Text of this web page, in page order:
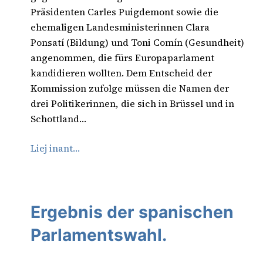
Präsidenten Carles Puigdemont sowie die
ehemaligen Landesministerinnen Clara
Ponsatí (Bildung) und Toni Comín (Gesundheit)
angenommen, die fürs Europaparlament
kandidieren wollten. Dem Entscheid der
Kommission zufolge müssen die Namen der
drei Politikerinnen, die sich in Brüssel und in
Schottland…
Liej inant…
Ergebnis der spanischen
Parlamentswahl.